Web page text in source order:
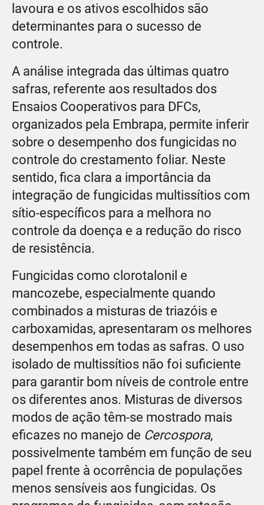
lavoura e os ativos escolhidos são
determinantes para o sucesso de
controle.
A análise integrada das últimas quatro
safras, referente aos resultados dos
Ensaios Cooperativos para DFCs,
organizados pela Embrapa, permite inferir
sobre o desempenho dos fungicidas no
controle do crestamento foliar. Neste
sentido, fica clara a importância da
integração de fungicidas multissítios com
sítio-específicos para a melhora no
controle da doença e a redução do risco
de resistência.
Fungicidas como clorotalonil e
mancozebe, especialmente quando
combinados a misturas de triazóis e
carboxamidas, apresentaram os melhores
desempenhos em todas as safras. O uso
isolado de multissítios não foi suficiente
para garantir bom níveis de controle entre
os diferentes anos. Misturas de diversos
modos de ação têm-se mostrado mais
eficazes no manejo de Cercospora,
possivelmente também em função de seu
papel frente à ocorrência de populações
menos sensíveis aos fungicidas. Os